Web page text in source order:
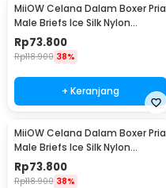
MiiOW Celana Dalam Boxer Pria
Male Briefs Ice Silk Nylon
Spandex 3 PCS XL - M3
Rp73.800
Rp118.900 38%
+ Keranjang
MiiOW Celana Dalam Boxer Pria
Male Briefs Ice Silk Nylon
Spandex 3 PCS XXXL - M3
Rp73.800
Rp118.900 38%